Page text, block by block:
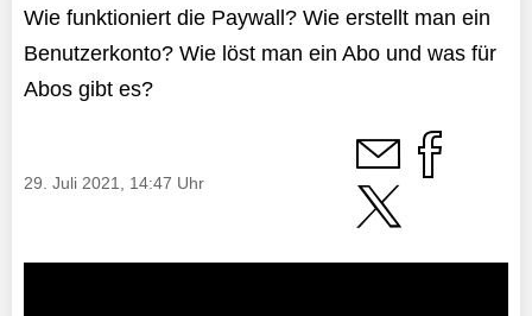
Wie funktioniert die Paywall? Wie erstellt man ein
Benutzerkonto? Wie löst man ein Abo und was für
Abos gibt es?
29. Juli 2021, 14:47 Uhr